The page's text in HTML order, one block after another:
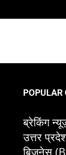
POPULAR
ब्रेकिंग
उत्तर
बिजनेस